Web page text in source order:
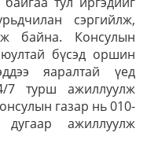
сэргийлж,
байна. Консулын
бүсэд оршин
яаралтай үед
7 турш ажиллуулж
газар нь 010-
ажиллуулж